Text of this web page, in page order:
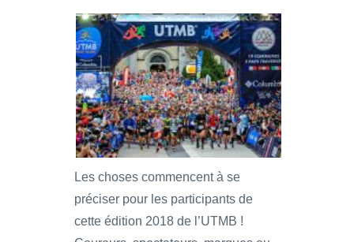
Les choses commencent à se
préciser pour les participants de
cette édition 2018 de l’UTMB !